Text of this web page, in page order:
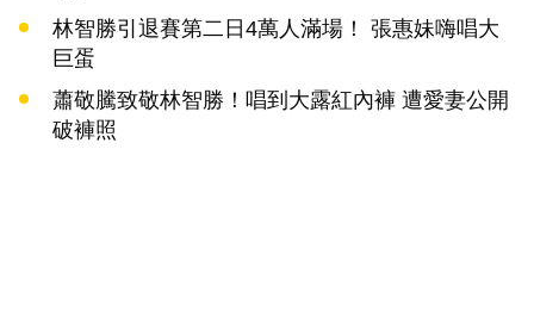
林智勝引退賽第二日4萬人滿場！ 張惠妹嗨唱大
巨蛋
蕭敬騰致敬林智勝！唱到大露紅內褲 遭愛妻公開
破褲照